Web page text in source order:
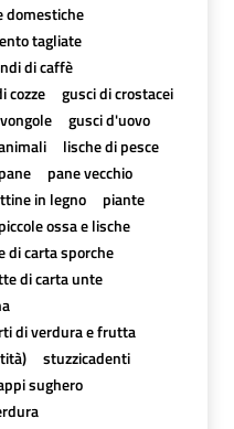
domestiche
tagliate
di caffè
cozze
gusci di crostacei
gusci d'uovo
lische di pesce
pane
pane vecchio
in legno
piante
piccole ossa e lische
di carta sporche
di carta unte
di verdura e frutta
stuzzicadenti
sughero